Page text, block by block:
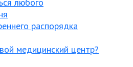
распорядка
медицинский центр?